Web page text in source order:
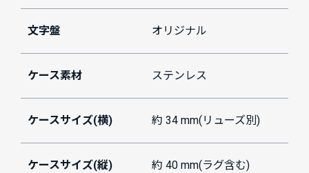
文字盤 オリジナル
ケース素材 ステンレス
ケースサイズ(横) 約 34 mm(リューズ別)
ケースサイズ(縦) 約 40 mm(ラグ含む)